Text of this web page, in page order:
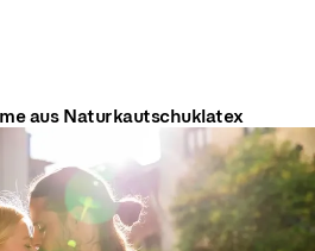
aus Naturkautschuklatex